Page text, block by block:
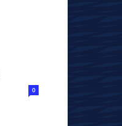
0